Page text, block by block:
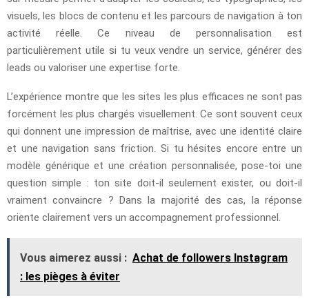
visuels, les blocs de contenu et les parcours de navigation à ton
activité réelle. Ce niveau de personnalisation est
particulièrement utile si tu veux vendre un service, générer des
leads ou valoriser une expertise forte.
L’expérience montre que les sites les plus efficaces ne sont pas
forcément les plus chargés visuellement. Ce sont souvent ceux
qui donnent une impression de maîtrise, avec une identité claire
et une navigation sans friction. Si tu hésites encore entre un
modèle générique et une création personnalisée, pose-toi une
question simple : ton site doit-il seulement exister, ou doit-il
vraiment convaincre ? Dans la majorité des cas, la réponse
oriente clairement vers un accompagnement professionnel.
Vous aimerez aussi : Achat de followers Instagram
: les pièges à éviter